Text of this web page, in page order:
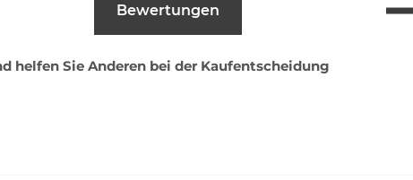
Bewertungen
helfen Sie Anderen bei der Kaufentscheidung